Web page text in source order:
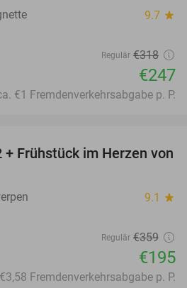
9.7 star
Regulär €318
€247
€1 Fremdenverkehrsabgabe p. P.
46%
Frühstück im Herzen von
9.1 star
Regulär €359
€195
Fremdenverkehrsabgabe p. P.